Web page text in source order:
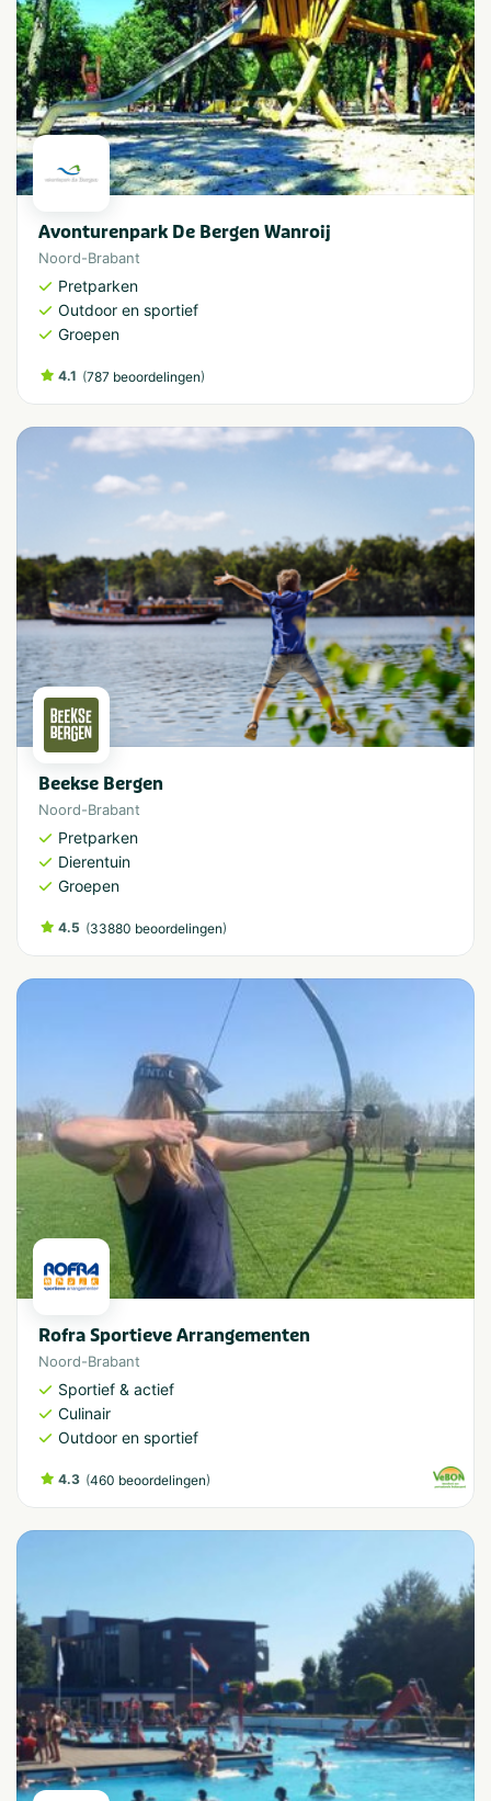
Avonturenpark De Bergen Wanroij
Noord-Brabant
Pretparken
Outdoor en sportief
Groepen
4.1 (787 beoordelingen)
Beekse Bergen
Noord-Brabant
Pretparken
Dierentuin
Groepen
4.5 (33880 beoordelingen)
Rofra Sportieve Arrangementen
Noord-Brabant
Sportief & actief
Culinair
Outdoor en sportief
4.3 (460 beoordelingen)